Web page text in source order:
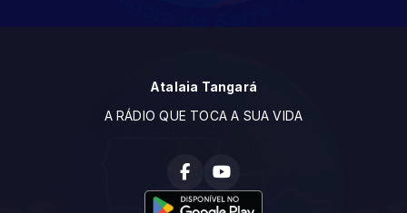
Atalaia Tangará
A RÁDIO QUE TOCA A SUA VIDA